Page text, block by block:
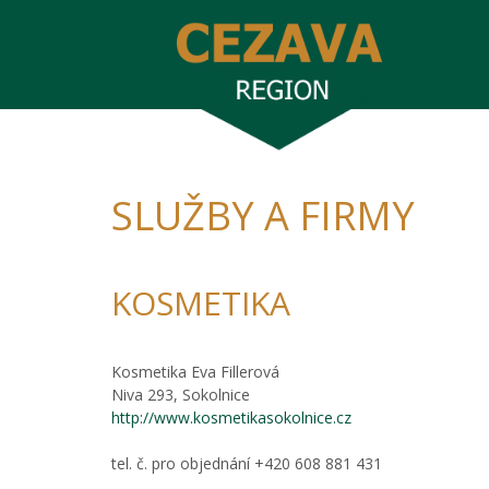
SLUŽBY A FIRMY
KOSMETIKA
Kosmetika Eva Fillerová
Niva 293, Sokolnice
http://www.kosmetikasokolnice.cz
tel. č. pro objednání +420 608 881 431